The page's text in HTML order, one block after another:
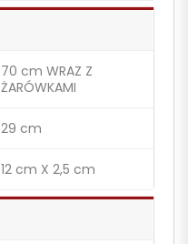
70 cm WRAZ Z
ŻARÓWKAMI
29 cm
12 cm X 2,5 cm